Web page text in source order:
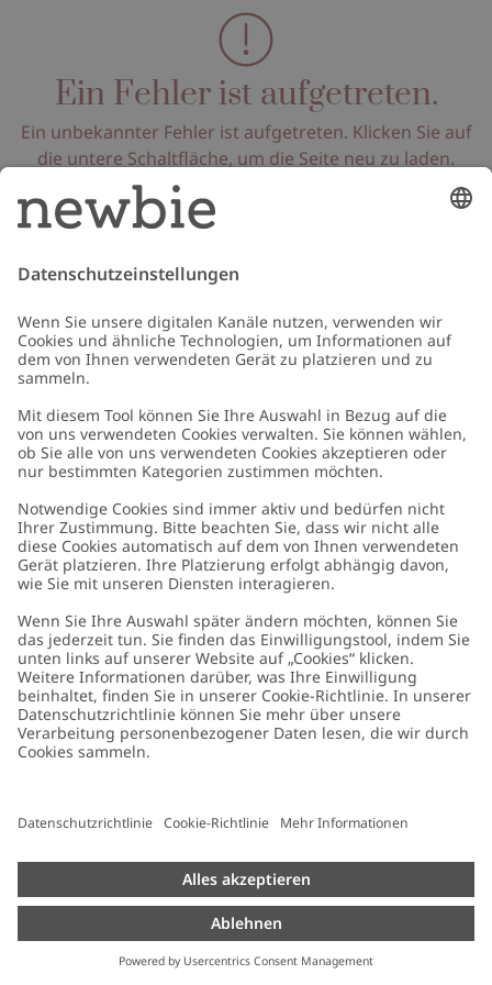
Ein Fehler ist aufgetreten.
Ein unbekannter Fehler ist aufgetreten. Klicken Sie auf
die untere Schaltfläche, um die Seite neu zu laden.
Seite neu laden